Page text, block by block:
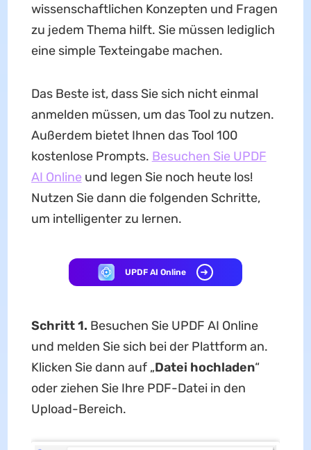
wissenschaftlichen Konzepten und Fragen
zu jedem Thema hilft. Sie müssen lediglich
eine simple Texteingabe machen.
Das Beste ist, dass Sie sich nicht einmal
anmelden müssen, um das Tool zu nutzen.
Außerdem bietet Ihnen das Tool 100
kostenlose Prompts. Besuchen Sie UPDF
AI Online und legen Sie noch heute los!
Nutzen Sie dann die folgenden Schritte,
um intelligenter zu lernen.
UPDF AI Online
Schritt 1. Besuchen Sie UPDF AI Online
und melden Sie sich bei der Plattform an.
Klicken Sie dann auf „Datei hochladen“
oder ziehen Sie Ihre PDF-Datei in den
Upload-Bereich.